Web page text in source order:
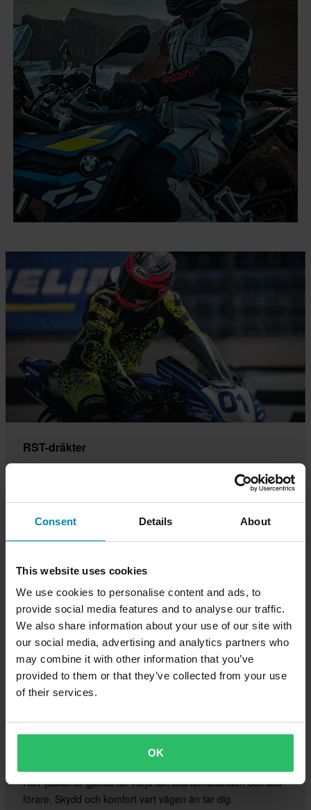
Consent Details About
This website uses cookies
We use cookies to personalise content and ads, to
provide social media features and to analyse our traffic.
We also share information about your use of our site with
our social media, advertising and analytics partners who
may combine it with other information that you’ve
provided to them or that they’ve collected from your use
of their services.
OK
RST-dräkter
Konstruerade för fart. Designade för skydd. Med RST-
Köp nu
RST-jackor är gjorda för varje tur, alla förhållanden och alla
förare. Skydd och komfort vart vägen än tar dig.